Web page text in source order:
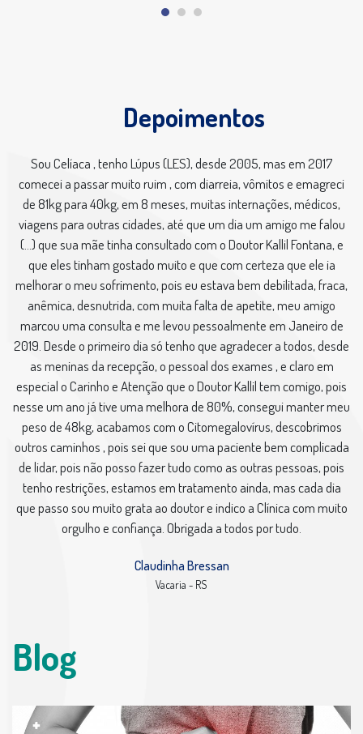
Depoimentos
Sou Celíaca , tenho Lúpus (LES), desde 2005, mas em 2017
comecei a passar muito ruim , com diarreia, vômitos e emagreci
de 81kg para 40kg, em 8 meses, muitas internações, médicos,
viagens para outras cidades, até que um dia um amigo me falou
(...) que sua mãe tinha consultado com o Doutor Kallil Fontana, e
que eles tinham gostado muito e que com certeza que ele ia
melhorar o meu sofrimento, pois eu estava bem debilitada, fraca,
anêmica, desnutrida, com muita falta de apetite, meu amigo
marcou uma consulta e me levou pessoalmente em Janeiro de
2019. Desde o primeiro dia só tenho que agradecer a todos, desde
as meninas da recepção, o pessoal dos exames , e claro em
especial o Carinho e Atenção que o Doutor Kallil tem comigo, pois
nesse um ano já tive uma melhora de 80%, consegui manter meu
peso de 48kg, acabamos com o Citomegalovírus, descobrimos
outros caminhos , pois sei que sou uma paciente bem complicada
de lidar, pois não posso fazer tudo como as outras pessoas, pois
tenho restrições, estamos em tratamento ainda, mas cada dia
que passo sou muito grata ao doutor e indico a Clínica com muito
orgulho e confiança. Obrigada a todos por tudo.
Claudinha Bressan
Vacaria - RS
Blog